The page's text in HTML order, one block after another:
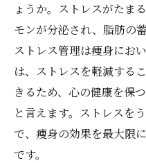
ょうか。ストレスがたま
モンが分泌され、脂肪の
ストレス管理は痩身にお
は、ストレスを軽減する
きるため、心の健康を保
と言えます。ストレスを
で、痩身の効果を最大限
です。